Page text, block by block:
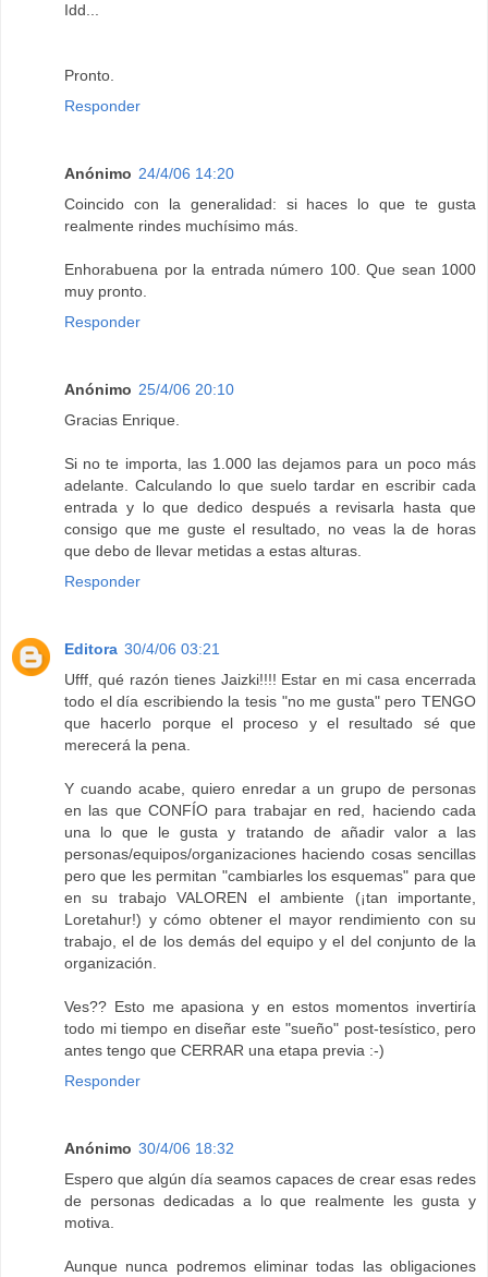
Idd...
Pronto.
Responder
Anónimo 24/4/06 14:20
Coincido con la generalidad: si haces lo que te gusta
realmente rindes muchísimo más.
Enhorabuena por la entrada número 100. Que sean 1000
muy pronto.
Responder
Anónimo 25/4/06 20:10
Gracias Enrique.
Si no te importa, las 1.000 las dejamos para un poco más
adelante. Calculando lo que suelo tardar en escribir cada
entrada y lo que dedico después a revisarla hasta que
consigo que me guste el resultado, no veas la de horas
que debo de llevar metidas a estas alturas.
Responder
Editora 30/4/06 03:21
Ufff, qué razón tienes Jaizki!!!! Estar en mi casa encerrada
todo el día escribiendo la tesis "no me gusta" pero TENGO
que hacerlo porque el proceso y el resultado sé que
merecerá la pena.
Y cuando acabe, quiero enredar a un grupo de personas
en las que CONFÍO para trabajar en red, haciendo cada
una lo que le gusta y tratando de añadir valor a las
personas/equipos/organizaciones haciendo cosas sencillas
pero que les permitan "cambiarles los esquemas" para que
en su trabajo VALOREN el ambiente (¡tan importante,
Loretahur!) y cómo obtener el mayor rendimiento con su
trabajo, el de los demás del equipo y el del conjunto de la
organización.
Ves?? Esto me apasiona y en estos momentos invertiría
todo mi tiempo en diseñar este "sueño" post-tesístico, pero
antes tengo que CERRAR una etapa previa :-)
Responder
Anónimo 30/4/06 18:32
Espero que algún día seamos capaces de crear esas redes
de personas dedicadas a lo que realmente les gusta y
motiva.
Aunque nunca podremos eliminar todas las obligaciones